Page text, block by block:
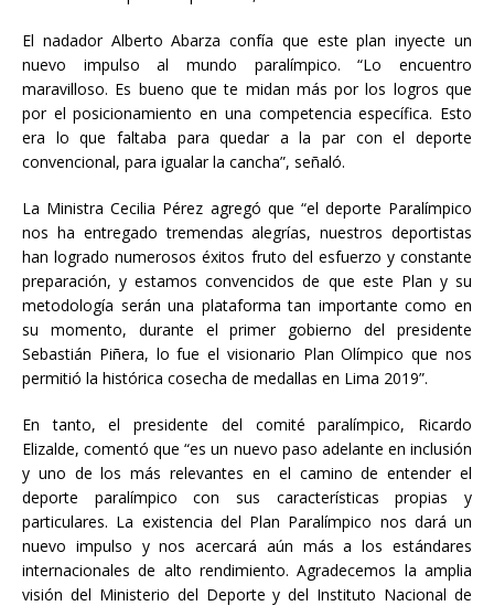
El nadador Alberto Abarza confía que este plan inyecte un
nuevo impulso al mundo paralímpico. “Lo encuentro
maravilloso. Es bueno que te midan más por los logros que
por el posicionamiento en una competencia específica. Esto
era lo que faltaba para quedar a la par con el deporte
convencional, para igualar la cancha”, señaló.
La Ministra Cecilia Pérez agregó que “el deporte Paralímpico
nos ha entregado tremendas alegrías, nuestros deportistas
han logrado numerosos éxitos fruto del esfuerzo y constante
preparación, y estamos convencidos de que este Plan y su
metodología serán una plataforma tan importante como en
su momento, durante el primer gobierno del presidente
Sebastián Piñera, lo fue el visionario Plan Olímpico que nos
permitió la histórica cosecha de medallas en Lima 2019”.
En tanto, el presidente del comité paralímpico, Ricardo
Elizalde, comentó que “es un nuevo paso adelante en inclusión
y uno de los más relevantes en el camino de entender el
deporte paralímpico con sus características propias y
particulares. La existencia del Plan Paralímpico nos dará un
nuevo impulso y nos acercará aún más a los estándares
internacionales de alto rendimiento. Agradecemos la amplia
visión del Ministerio del Deporte y del Instituto Nacional de